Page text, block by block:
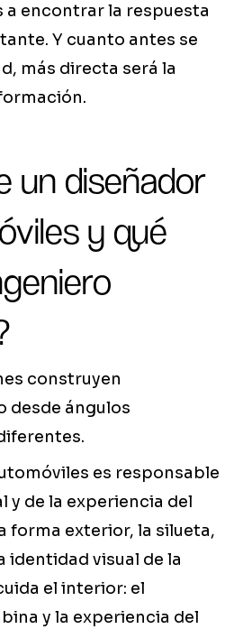
a encontrar la respuesta
Y cuanto antes se
más directa será la
un diseñador
y qué
construyen
desde ángulos
es responsable
y de la experiencia del
forma exterior, la silueta,
identidad visual de la
el interior: el
y la experiencia del